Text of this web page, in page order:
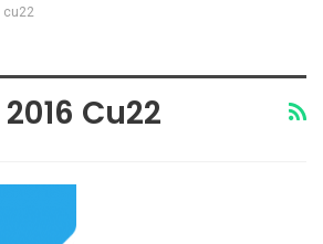
cu22
Cu22